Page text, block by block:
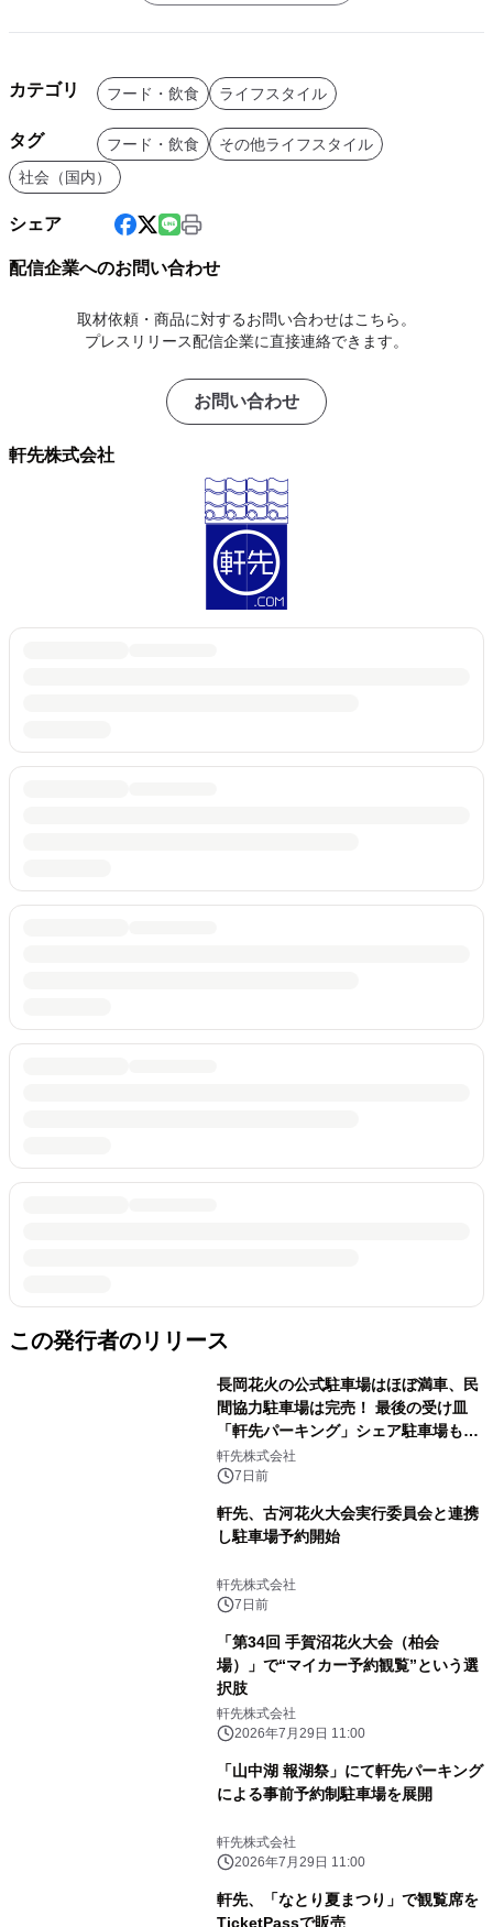
カテゴリ フード・飲食 ライフスタイル
タグ フード・飲食
その他ライフスタイル
社会（国内）
シェア
配信企業へのお問い合わせ
取材依頼・商品に対するお問い合わせはこちら。
プレスリリース配信企業に直接連絡できます。
お問い合わせ
軒先株式会社
この発行者のリリース
長岡花火の公式駐車場はほぼ満車、民
間協力駐車場は完売！ 最後の受け皿
「軒先パーキング」シェア駐車場も予
約率70%を突破
軒先株式会社
7日前
軒先、古河花火大会実行委員会と連携
し駐車場予約開始
軒先株式会社
7日前
「第34回 手賀沼花火大会（柏会
場）」で“マイカー予約観覧”という選
択肢
軒先株式会社
2026年7月29日 11:00
「山中湖 報湖祭」にて軒先パーキング
による事前予約制駐車場を展開
軒先株式会社
2026年7月29日 11:00
軒先、「なとり夏まつり」で観覧席を
TicketPassで販売